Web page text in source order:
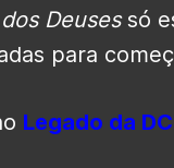
Deusessó
para
Legado da DC